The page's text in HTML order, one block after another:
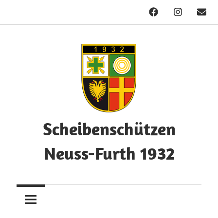
FacebookInstagram
Mail
Scheibenschützen
Neuss-Furth 1932
Willkommen!